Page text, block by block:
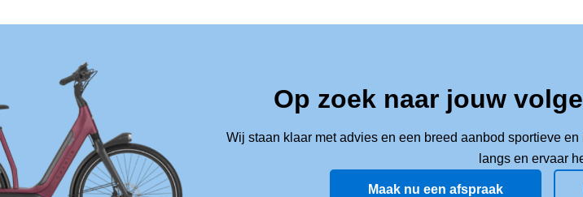
Op zoek naar jouw
Wij staan klaar met advies en een breed aanbod sportieve
langs en ervaar
Maak nu een afspraak